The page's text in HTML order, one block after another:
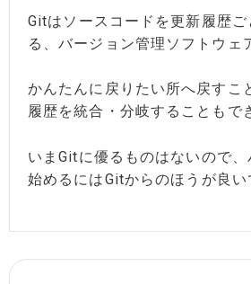
Gitはソースコードを更新履歴
る、バージョン管理ソフトウェ
かんたんに戻りたい所へ戻すこ
履歴を統合・分岐することもで
いまGitに優るものはないので
始めるにはGitからのほうが良い